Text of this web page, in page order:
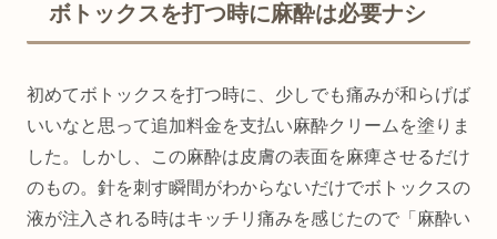
ボトックスを打つ時に麻酔は必要ナシ
初めてボトックスを打つ時に、少しでも痛みが和らげば
いいなと思って追加料金を支払い麻酔クリームを塗りま
した。しかし、この麻酔は皮膚の表面を麻痺させるだけ
のもの。針を刺す瞬間がわからないだけでボトックスの
液が注入される時はキッチリ痛みを感じたので「麻酔い